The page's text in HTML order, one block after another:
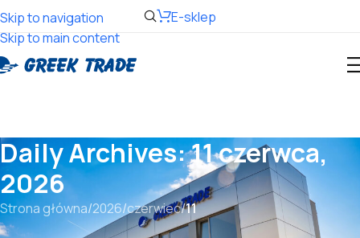
Skip to navigation
Skip to main content
E-sklep
Daily Archives: 11 czerwca,
2026
Strona główna/2026/czerwiec/11